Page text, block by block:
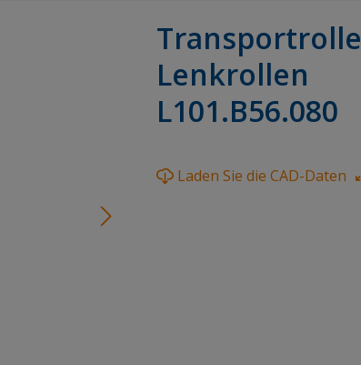
Transportrolle
Lenkrollen
L101.B56.080
Laden Sie die CAD-Daten